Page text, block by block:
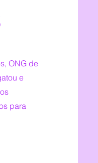
ONG de
e
para